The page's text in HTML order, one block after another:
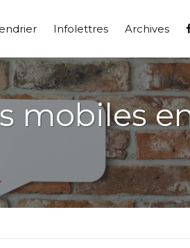
Infolettres Archives
mobiles